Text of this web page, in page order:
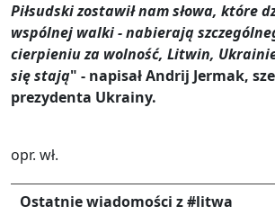
Piłsudski zostawił nam słowa, które
wspólnej walki - nabierają
cierpieniu za wolność, Litwin,
się stają" - napisał Andrij Jermak,
prezydenta Ukrainy.
opr. wł.
Ostatnie wiadomości z #litwa